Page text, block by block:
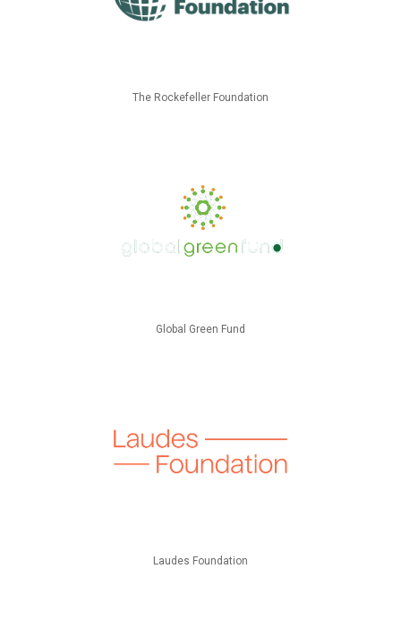
The Rockefeller Foundation
Global Green Fund
Laudes Foundation